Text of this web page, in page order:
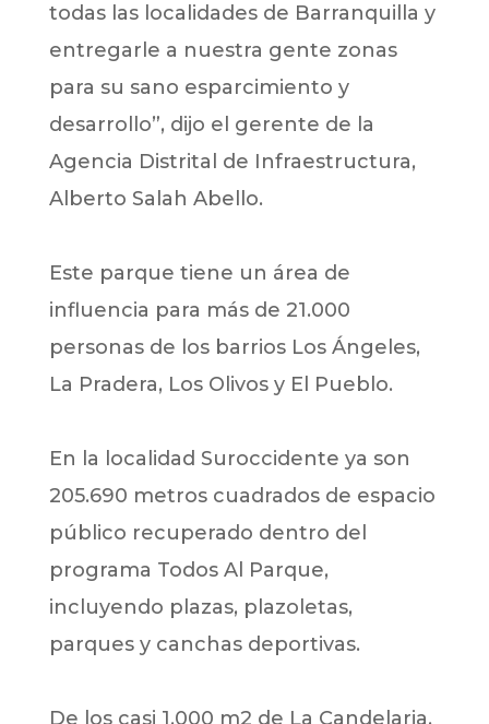
todas las localidades de Barranquilla y
entregarle a nuestra gente zonas
para su sano esparcimiento y
desarrollo”, dijo el gerente de la
Agencia Distrital de Infraestructura,
Alberto Salah Abello.
Este parque tiene un área de
influencia para más de 21.000
personas de los barrios Los Ángeles,
La Pradera, Los Olivos y El Pueblo.
En la localidad Suroccidente ya son
205.690 metros cuadrados de espacio
público recuperado dentro del
programa Todos Al Parque,
incluyendo plazas, plazoletas,
parques y canchas deportivas.
De los casi 1.000 m2 de La Candelaria,